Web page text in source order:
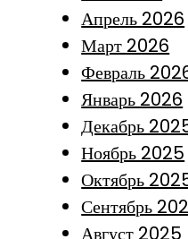
Апрель 2026
Март 2026
Февраль
Январь 2026
Декабрь
Ноябрь 2025
Октябрь
Сентябрь
Август 2025